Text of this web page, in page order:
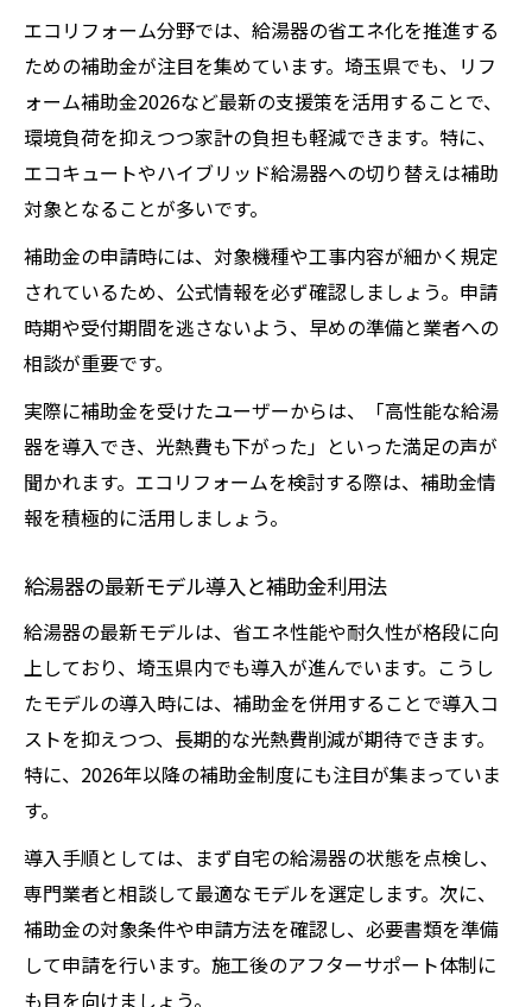
エコリフォーム分野では、給湯器の省エネ化を推進する
ための補助金が注目を集めています。埼玉県でも、リフ
ォーム補助金2026など最新の支援策を活用することで、
環境負荷を抑えつつ家計の負担も軽減できます。特に、
エコキュートやハイブリッド給湯器への切り替えは補助
対象となることが多いです。
補助金の申請時には、対象機種や工事内容が細かく規定
されているため、公式情報を必ず確認しましょう。申請
時期や受付期間を逃さないよう、早めの準備と業者への
相談が重要です。
実際に補助金を受けたユーザーからは、「高性能な給湯
器を導入でき、光熱費も下がった」といった満足の声が
聞かれます。エコリフォームを検討する際は、補助金情
報を積極的に活用しましょう。
給湯器の最新モデル導入と補助金利用法
給湯器の最新モデルは、省エネ性能や耐久性が格段に向
上しており、埼玉県内でも導入が進んでいます。こうし
たモデルの導入時には、補助金を併用することで導入コ
ストを抑えつつ、長期的な光熱費削減が期待できます。
特に、2026年以降の補助金制度にも注目が集まっていま
す。
導入手順としては、まず自宅の給湯器の状態を点検し、
専門業者と相談して最適なモデルを選定します。次に、
補助金の対象条件や申請方法を確認し、必要書類を準備
して申請を行います。施工後のアフターサポート体制に
も目を向けましょう。